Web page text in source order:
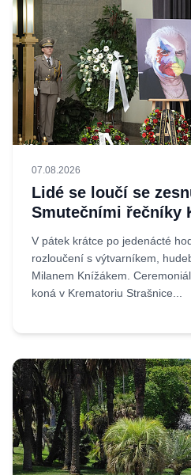
07.08.2026
Lidé se loučí se
Smutečními řečníky
V pátek krátce po jedenácté
rozloučení s výtvarníkem,
Milanem Knížákem.
koná v Krematoriu Strašnice...